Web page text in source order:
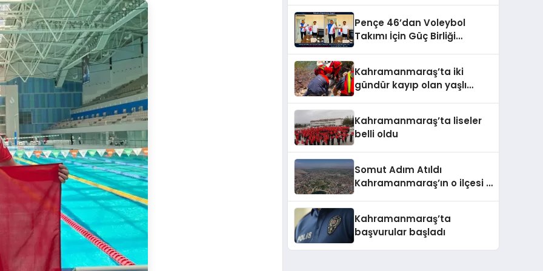
Pençe 46’dan Voleybol
Takımı İçin Güç Birliği
Kahramanmaraş’ta iki
gündür kayıp olan yaşlı
Kahramanmaraş’ta liseler
belli oldu
Somut Adım Atıldı
Kahramanmaraş’ın o ilçesi il
Kahramanmaraş’ta
başvurular başladı